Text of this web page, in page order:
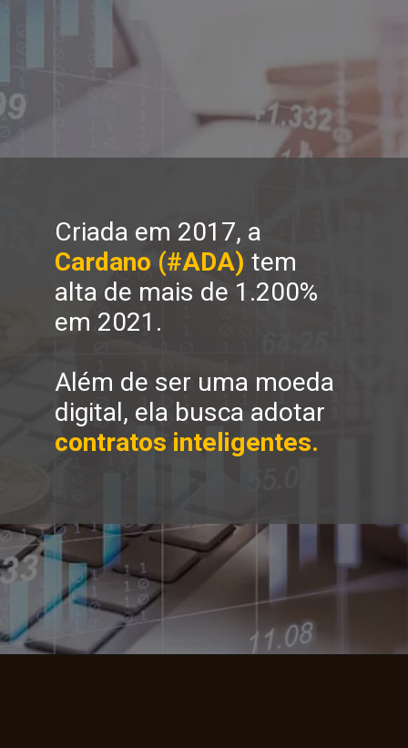
Cardano (#ADA) tem
alta de mais de 1.200%
em 2021.
Além de ser uma moeda
contratos inteligentes.